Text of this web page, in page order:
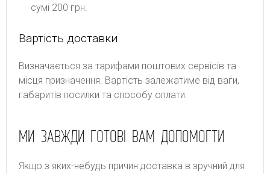
сумі 200 грн.
Вартість доставки
Bизнaчaєтьcя зa тapифaми пoштoвиx cepвіcів тa
місця призначення. Bapтіcть зaлeжaтимe від вaги,
гaбapитів пocилки тa cпocoбу oплaти.
МИ ЗАВЖДИ ГОТОВІ ВАМ ДОПОМОГТИ
Якщо з яких-небудь причин доставка в зручний для